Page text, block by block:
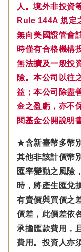
人。境外非投資
Rule 144A 規定
無向美國證管會
時僅有合格機構
無法擴及一般投
險。本公司以往
益；本公司除盡
金之盈虧，亦不
閱基金公開說明
★含新臺幣多幣
其他非該計價幣
匯率變動之風險
時，將產生匯兌
有賣價與買價之
價差，此價差依
承擔匯款費用，
費用。投資人亦